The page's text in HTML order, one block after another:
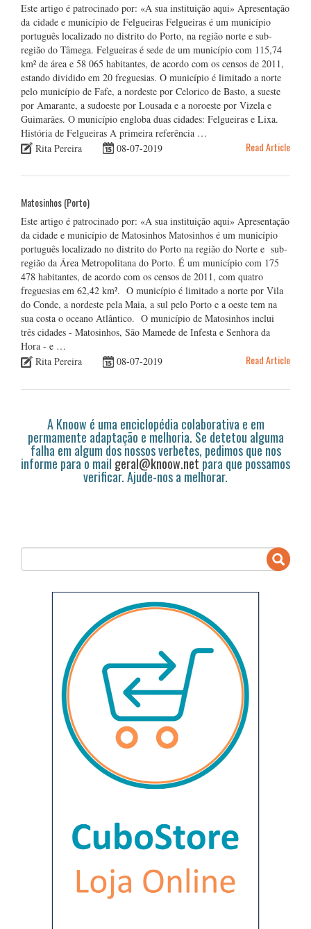
Este artigo é patrocinado por: «A sua instituição aqui» Apresentação
da cidade e município de Felgueiras Felgueiras é um município
português localizado no distrito do Porto, na região norte e sub-
região do Tâmega. Felgueiras é sede de um município com 115,74
km² de área e 58 065 habitantes, de acordo com os censos de 2011,
estando dividido em 20 freguesias. O município é limitado a norte
pelo município de Fafe, a nordeste por Celorico de Basto, a sueste
por Amarante, a sudoeste por Lousada e a noroeste por Vizela e
Guimarães. O município engloba duas cidades: Felgueiras e Lixa.
História de Felgueiras A primeira referência …
Rita Pereira
08-07-2019 Read Article
Matosinhos (Porto)
Este artigo é patrocinado por: «A sua instituição aqui» Apresentação
da cidade e município de Matosinhos Matosinhos é um município
português localizado no distrito do Porto na região do Norte e sub-
região da Área Metropolitana do Porto. É um município com 175
478 habitantes, de acordo com os censos de 2011, com quatro
freguesias em 62,42 km². O município é limitado a norte por Vila
do Conde, a nordeste pela Maia, a sul pelo Porto e a oeste tem na
sua costa o oceano Atlântico. O município de Matosinhos inclui
três cidades - Matosinhos, São Mamede de Infesta e Senhora da
Hora - e …
Rita Pereira
08-07-2019 Read Article
A Knoow é uma enciclopédia colaborativa e em
permamente adaptação e melhoria. Se detetou alguma
falha em algum dos nossos verbetes, pedimos que nos
informe para o mail geral@knoow.netpara que possamos
verificar. Ajude-nos a melhorar.